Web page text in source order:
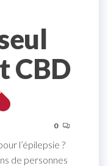
CBD
0
l’épilepsie ?
de personnes